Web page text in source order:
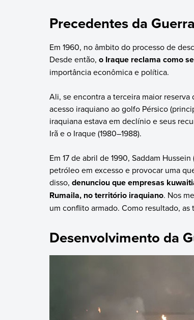
Precedentes da
Em 1960, no âmbito do processo de
Desde então, o Iraque reclama como
importância econômica e política.
Ali, se encontra a terceira maior
acesso iraquiano ao golfo Pérsico
iraquiana estava em declínio e seus
Irã e o Iraque (1980–1988).
Em 17 de abril de 1990, Saddam
petróleo em excesso e provocar uma
disso, denunciou que empresas
Rumaila, no território iraquiano. Nos
um conflito armado. Como resultado,
Desenvolvimento da